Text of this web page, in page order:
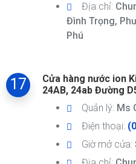
Địa chỉ:
Đình Trọng,
Phú
17
Cửa hàng nước ion
24AB, 24ab Đường
Quản lý: Ms
Điện thoại:
Giờ mở cửa: